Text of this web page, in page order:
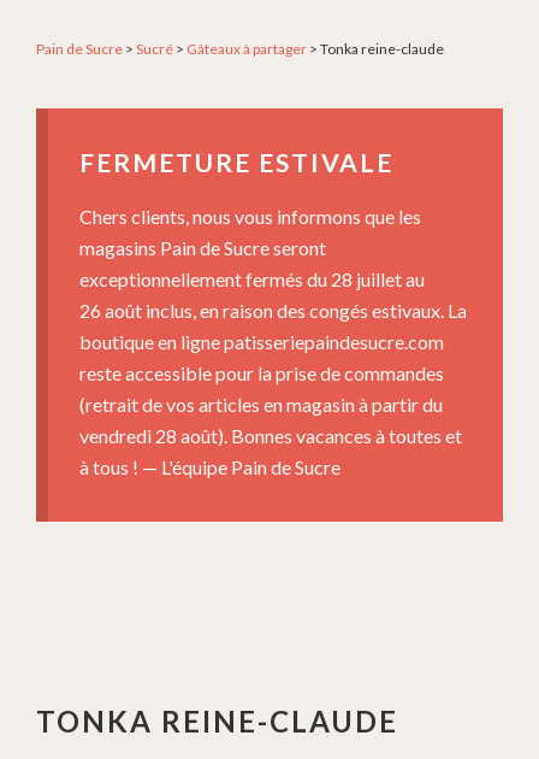
Pain de Sucre > Sucré > Gâteaux à partager > Tonka reine-claude
FERMETURE ESTIVALE
Chers clients, nous vous informons que les
magasins Pain de Sucre seront
exceptionnellement fermés du 28 juillet au
26 août inclus, en raison des congés estivaux. La
boutique en ligne patisseriepaindesucre.com
reste accessible pour la prise de commandes
(retrait de vos articles en magasin à partir du
vendredi 28 août). Bonnes vacances à toutes et
à tous ! — L'équipe Pain de Sucre
TONKA REINE-CLAUDE